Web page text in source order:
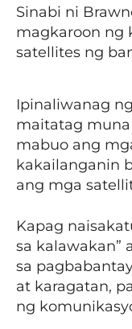
Sinabi ni
magkaroon ng
satellites ng
Ipinaliwanag
maitatag
mabuo ang
kakailanganin
ang mga
Kapag
sa kalawakan”
sa
at karagatan,
ng